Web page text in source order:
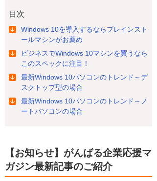
目次
Windows 10を導入するならプレインスト
ールマシンがお薦め
ビジネスでWindows 10マシンを買うなら
このスペックに注目！
最新Windows 10パソコンのトレンド～デ
スクトップ型の場合
最新Windows 10パソコンのトレンド～ノ
ートパソコンの場合
【お知らせ】がんばる企業応援マ
ガジン最新記事のご紹介